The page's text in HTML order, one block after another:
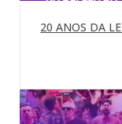
20 ANOS DA